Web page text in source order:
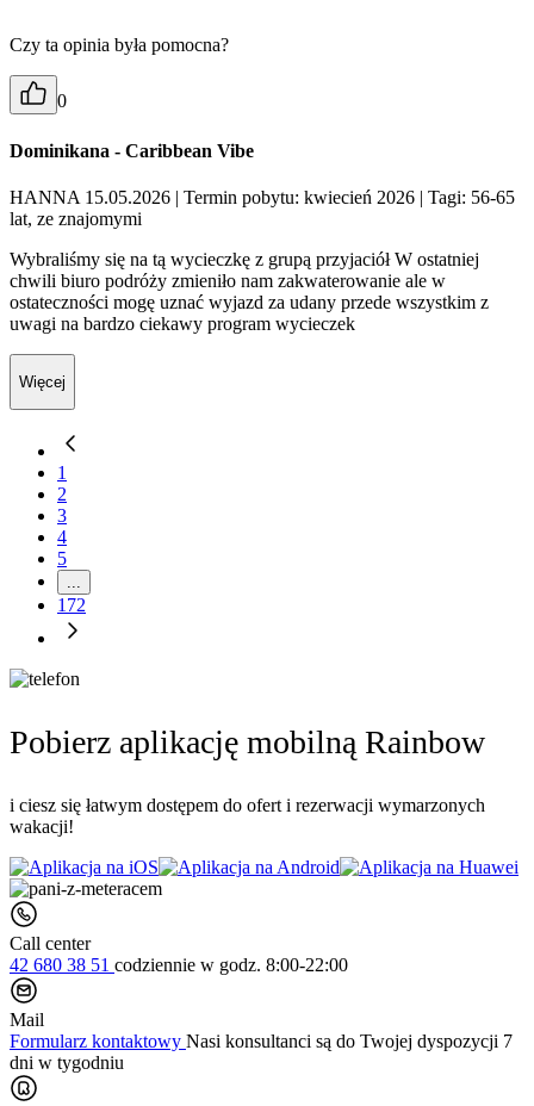
Czy ta opinia była pomocna?
0
Dominikana - Caribbean Vibe
HANNA 15.05.2026 | Termin pobytu: kwiecień 2026 | Tagi: 56-65
lat, ze znajomymi
Wybraliśmy się na tą wycieczkę z grupą przyjaciół W ostatniej
chwili biuro podróży zmieniło nam zakwaterowanie ale w
ostateczności mogę uznać wyjazd za udany przede wszystkim z
uwagi na bardzo ciekawy program wycieczek
Więcej
1
2
3
4
5
...
172
Pobierz aplikację mobilną Rainbow
i ciesz się łatwym dostępem do ofert i rezerwacji wymarzonych
wakacji!
Call center
42 680 38 51 codziennie w godz. 8:00-22:00
Mail
Formularz kontaktowy Nasi konsultanci są do Twojej dyspozycji 7
dni w tygodniu